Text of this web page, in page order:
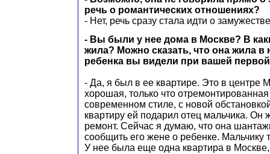
речь о романтических отношениях?
- Нет, речь сразу стала идти о
- Вы были у нее дома в Москве? В
жила? Можно сказать, что она жила в
ребенка вы видели при вашей
- Да, я был в ее квартире. Это в центре
хорошая, только что
современном стиле, с новой
квартиру ей подарил отец мальчика. Он
ремонт. Сейчас я думаю, что она
сообщить его жене о ребенке. Мальчику
У нее была еще одна квартира в